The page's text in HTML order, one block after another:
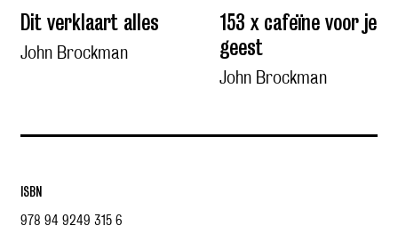
Dit verklaart alles
John Brockman
153 x cafeïne voor je
geest
John Brockman
ISBN
978 94 9249 315 6